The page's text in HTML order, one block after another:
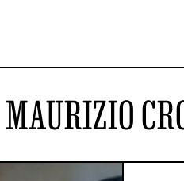
MAURIZIO